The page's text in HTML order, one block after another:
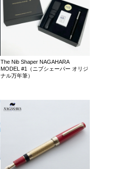
The Nib Shaper NAGAHARA
MODEL #1（ニブシェーパー オリジ
ナル万年筆）